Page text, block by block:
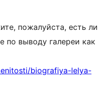
пожалуйста, есть ли
по выводу галереи как
biografiya-lelya-